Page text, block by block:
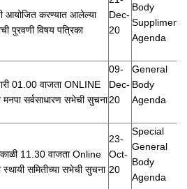
आयोजित करण्यात आलेल्या
पुरवणी विषय पत्रिका
Dec-
20
Body
Suppliment
Agenda
01.00 वाजता ONLINE
सर्वसाधारण सभेची सुचना
09-
Dec-
20
General
Body
Agenda
11.30 वाजता Online
समितीच्या सभेची सुचना
23-
Oct-
20
Special
General
Body
Agenda